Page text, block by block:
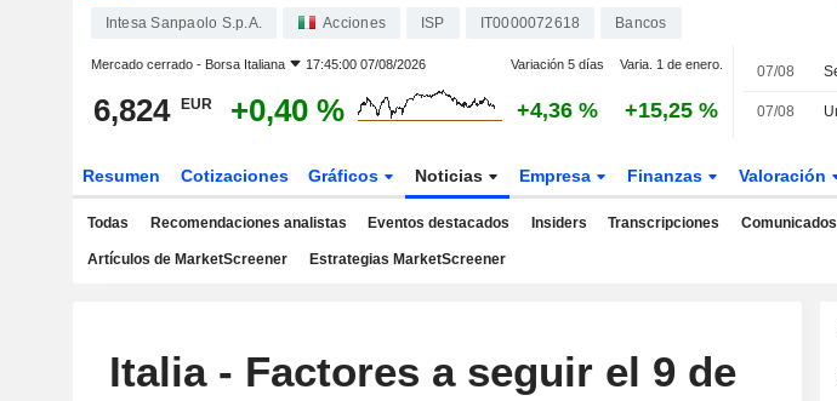
Intesa Sanpaolo S.p.A. Acciones ISP IT0000072618 Bancos
Mercado cerrado - Borsa Italiana 17:45:00 07/08/2026 Variación 5 días Varia. 1 de enero.
6,824 EUR +0,40 % +4,36 % +15,25 %
07/08
07/08
Resumen Cotizaciones Gráficos Noticias Empresa Finanzas Valoración
Todas Recomendaciones analistas Eventos destacados Insiders Transcripciones Comunicados
Artículos de MarketScreener Estrategias MarketScreener
Italia - Factores a seguir el 9 de